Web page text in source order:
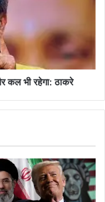
कल भी रहेगा: ठाकरे